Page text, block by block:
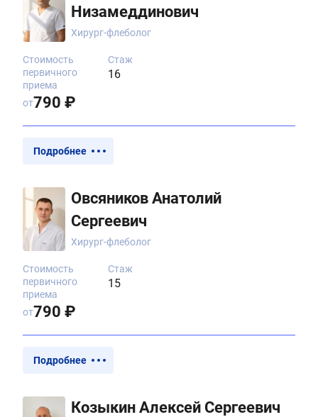
Низамеддинович
Хирург-флеболог
Стаж
16
Стоимость
первичного
приема
от790 ₽
Подробнее
Овсяников Анатолий
Сергеевич
Хирург-флеболог
Стаж
15
Стоимость
первичного
приема
от790 ₽
Подробнее
Козыкин Алексей Сергеевич